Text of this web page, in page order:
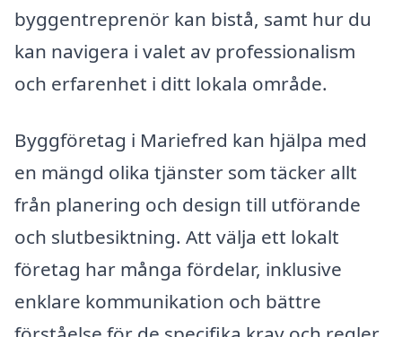
byggentreprenör kan bistå, samt hur du
kan navigera i valet av professionalism
och erfarenhet i ditt lokala område.
Byggföretag i Mariefred kan hjälpa med
en mängd olika tjänster som täcker allt
från planering och design till utförande
och slutbesiktning. Att välja ett lokalt
företag har många fördelar, inklusive
enklare kommunikation och bättre